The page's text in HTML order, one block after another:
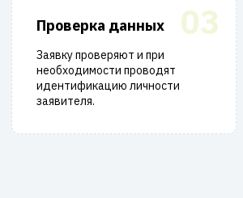
03
Проверка данных
Заявку проверяют и при
необходимости проводят
идентификацию личности
заявителя.